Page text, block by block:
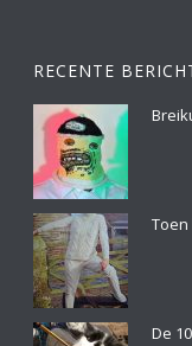
RECENTE
De